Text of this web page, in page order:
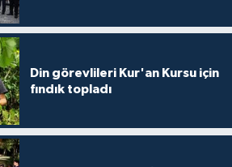
Din görevlileri Kur'an Kursu için
fındık topladı